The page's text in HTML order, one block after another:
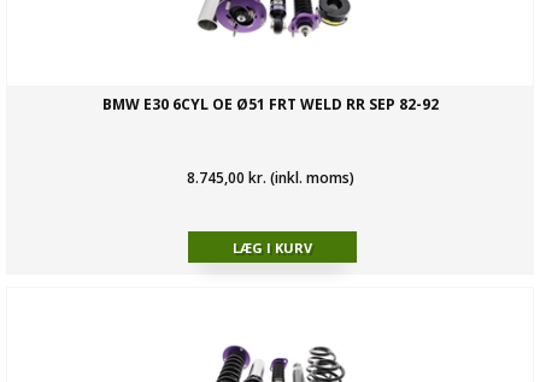
BMW E30 6CYL OE Ø51 FRT WELD RR SEP 82-92
8.745,00 kr. (inkl. moms)